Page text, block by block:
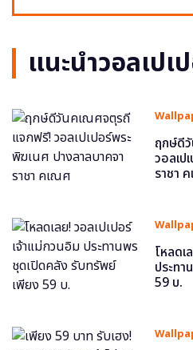
แนะนำวอลเปเ
ฤกษ์ดี
วอลเป
ราชา
โหลดเ
ประท
59 บ.